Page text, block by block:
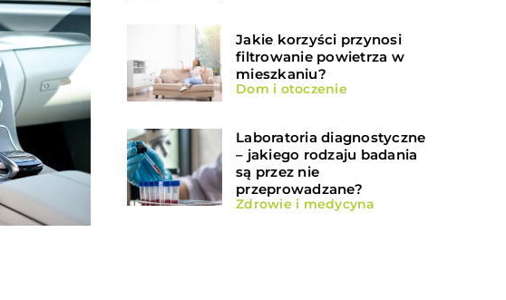
Jakie korzyści przynosi
filtrowanie powietrza w
mieszkaniu?
Dom i otoczenie
Laboratoria diagnostyczne
– jakiego rodzaju badania
są przez nie
przeprowadzane?
Zdrowie i medycyna